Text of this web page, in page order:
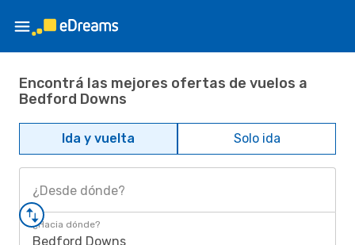
Encontrá las mejores ofertas de vuelos a
Bedford Downs
Ida y vuelta Solo ida
¿Desde dónde?
¿Hacia dónde?
Bedford Downs